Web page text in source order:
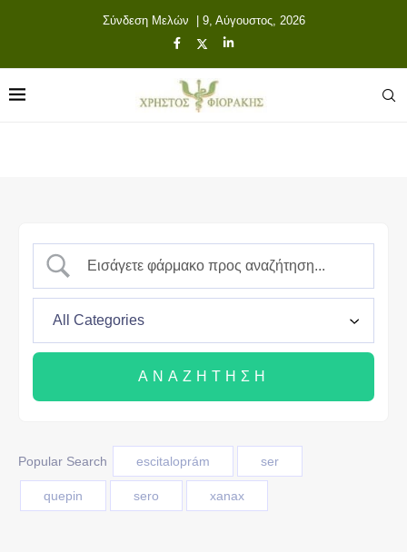
Σύνδεση Μελών | 9, Αύγουστος, 2026
Popular Search escitaloprám ser
quepin sero xanax